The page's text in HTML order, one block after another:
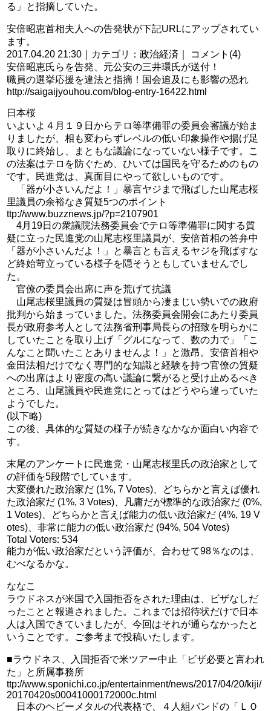
る」と指摘していた。
安倍昭恵首相夫人への告発状が下記URLにアップされてい
ます。
2017.04.20 21:30｜カテゴリ：政治経済｜ コメント(4)
安倍昭恵氏らを告発、元公安の三井環氏が送付！
職員の選挙応援を違法と指摘！国会追及にも影響の恐れ
http://saigaijyouhou.com/blog-entry-16422.html
日本桜
いよいよ４月１９日からテロ等準備罪の委員会審議が始ま
りましたが、相も変わらずレベルの低い印象操作や揚げ足
取りに終始し、まともな議論になっていない様子です。こ
の法案はテロを防ぐため、ひいては国民を守るためのもの
です。民進党は、真面目にやって欲しいものです。
「器が小さいんだよ！」暴言ヤジまで飛ばした山尾志桜
里議員の余裕なき質疑5つのポイント
ttp://www.buzznews.jp/?p=2107901
4月19日の衆議院法務委員会でテロ等準備罪に関する質
疑に立った民進党の山尾志桜里議員が、安倍首相の答弁中
「器が小さいんだよ！」と暴言とも言えるヤジを飛ばすな
ど終始苛立っている様子を隠そうともしていませんでし
た。
官僚の委員会出席に声を荒げて抗議
山尾志桜里議員の質疑は冒頭から凄まじい勢いでの政府
批判から始まっていました。法務委員会開会にあたり委員
長が政府参考人として法務省刑事局長らの招致を明らかに
していたことを取り上げ「グルになって、数の力で」「こ
んなこと聞いたことありませんよ！」と激昂。安倍首相や
金田法相だけでなく専門的な知識と経験を持つ官僚の質疑
への出席はより密度の高い議論に繋がると受け止めるべき
ところ、山尾議員や民進党にとってはどうやら違っていた
ようでした。
(以下略)
この後、具体的な質疑の様子が続きなかなか面白い内容で
す。
末尾のアンケートに民進党・山尾志桜里氏の政治家として
の評価を5段階でしています。
大変優れた政治家だ (1%, 7 Votes)、どちらかと言えば優れ
た政治家だ (1%, 3 Votes)、凡庸だが標準的な政治家だ (0%,
1 Votes)、どちらかと言えば能力の低い政治家だ (4%, 19 V
otes)、非常に能力の低い政治家だ (94%, 504 Votes)
Total Voters: 534
能力が低い政治家だという評価が、合わせて98％なのは、
むべなるかな。
ななこ
ラウドネスが米国で入国拒否をされた理由は、ビザなしだ
ったことと報道されました。これまでは招待状だけで日本
人は入国できていましたが、今回はそれが通らなかったと
いうことです。ご参考まで投稿いたします。
■ラウドネス、入国拒否で米ツアー中止「ビザ必要と言われ
た」と所属事務所
ttp://www.sponichi.co.jp/entertainment/news/2017/04/20/kiji/
20170420s00041000172000c.html
日本のヘビーメタルの代表格で、４人組バンドの「ＬＯ